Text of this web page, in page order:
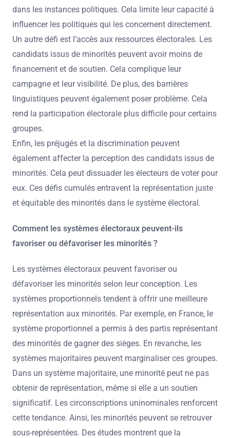
dans les instances politiques. Cela limite leur capacité à
influencer les politiques qui les concernent directement.
Un autre défi est l’accès aux ressources électorales. Les
candidats issus de minorités peuvent avoir moins de
financement et de soutien. Cela complique leur
campagne et leur visibilité. De plus, des barrières
linguistiques peuvent également poser problème. Cela
rend la participation électorale plus difficile pour certains
groupes.
Enfin, les préjugés et la discrimination peuvent
également affecter la perception des candidats issus de
minorités. Cela peut dissuader les électeurs de voter pour
eux. Ces défis cumulés entravent la représentation juste
et équitable des minorités dans le système électoral.
Comment les systèmes électoraux peuvent-ils
favoriser ou défavoriser les minorités ?
Les systèmes électoraux peuvent favoriser ou
défavoriser les minorités selon leur conception. Les
systèmes proportionnels tendent à offrir une meilleure
représentation aux minorités. Par exemple, en France, le
système proportionnel a permis à des partis représentant
des minorités de gagner des sièges. En revanche, les
systèmes majoritaires peuvent marginaliser ces groupes.
Dans un système majoritaire, une minorité peut ne pas
obtenir de représentation, même si elle a un soutien
significatif. Les circonscriptions uninominales renforcent
cette tendance. Ainsi, les minorités peuvent se retrouver
sous-représentées. Des études montrent que la